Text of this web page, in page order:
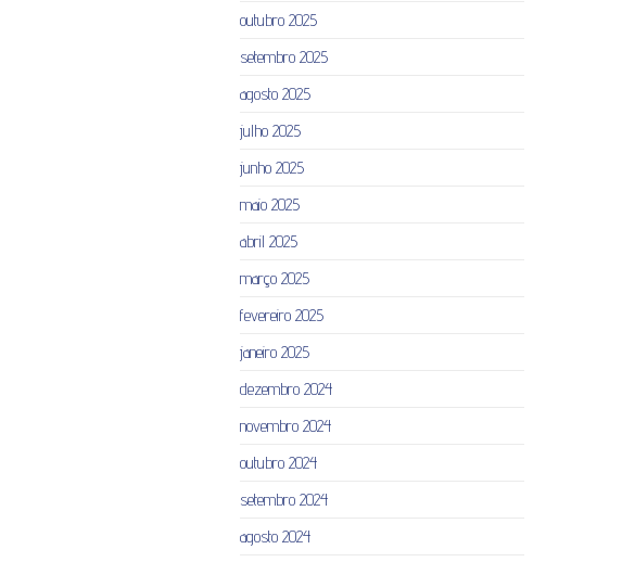
outubro 2025
setembro 2025
agosto 2025
julho 2025
junho 2025
maio 2025
abril 2025
março 2025
fevereiro 2025
janeiro 2025
dezembro 2024
novembro 2024
outubro 2024
setembro 2024
agosto 2024